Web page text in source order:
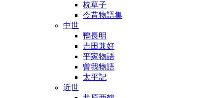
枕草子
今昔物語集
中世
鴨長明
吉田兼好
平家物語
曽我物語
太平記
近世